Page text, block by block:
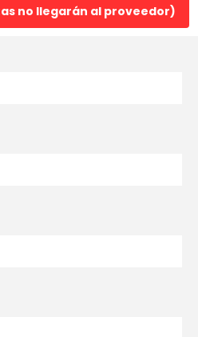
no llegarán al proveedor)